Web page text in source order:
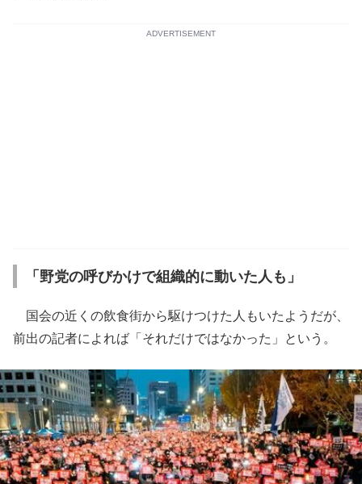
ADVERTISEMENT
「野党の呼びかけで組織的に動いた人も」
国会の近くの飲食街から駆けつけた人もいたようだが、
前出の記者によれば「それだけではなかった」という。